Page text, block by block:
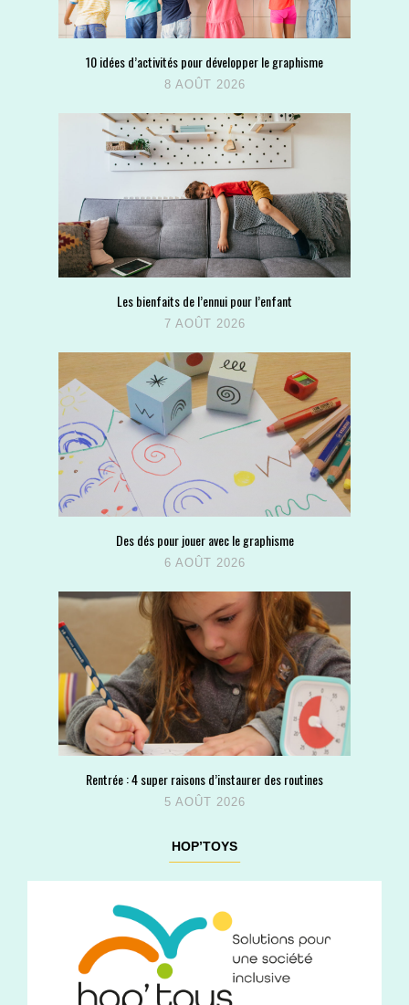
10 idées d’activités pour développer le graphisme
8 AOÛT 2026
Les bienfaits de l’ennui pour l’enfant
7 AOÛT 2026
Des dés pour jouer avec le graphisme
6 AOÛT 2026
Rentrée : 4 super raisons d’instaurer des routines
5 AOÛT 2026
HOP’TOYS